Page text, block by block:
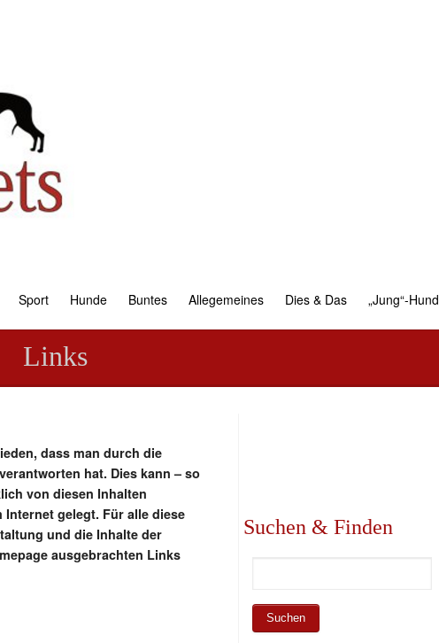
Sport Hunde Buntes Allegemeines Dies & Das „Jung“-Hund
Links
dass man durch die
hat. Dies kann – so
von diesen Inhalten
gelegt. Für alle diese
und die Inhalte der
ausgebrachten Links
Suchen & Finden